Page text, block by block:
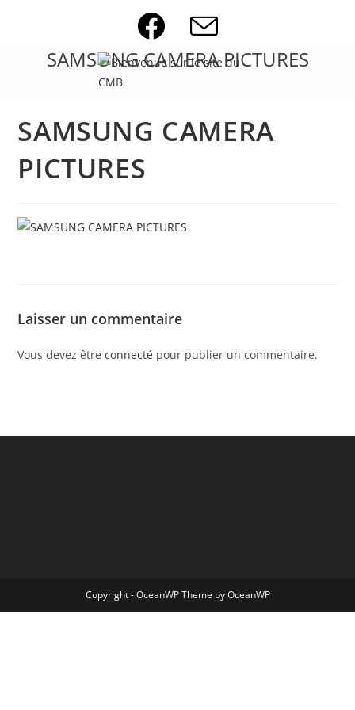
SAMSUNG CAMERA PICTURES
SAMSUNG CAMERA
PICTURES
Laisser un commentaire
Vous devez êtreconnecté pour publier un commentaire.
Copyright - OceanWP Theme by OceanWP